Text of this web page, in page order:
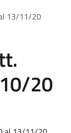
13/11/20
20